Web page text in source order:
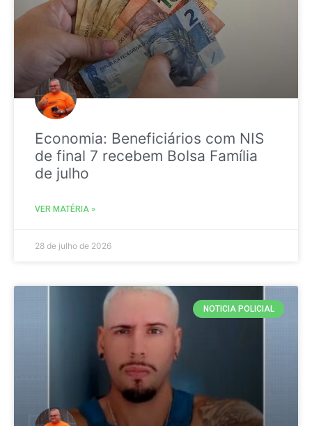
Economia: Beneficiários com NIS
de final 7 recebem Bolsa Família
de julho
VER MATÉRIA »
28 de julho de 2026
NOTICIA POLICIAL